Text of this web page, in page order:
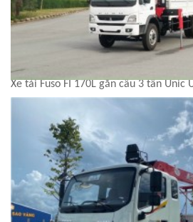
Xe tải Fuso FI 170L gắn cẩu 3 tấn Unic